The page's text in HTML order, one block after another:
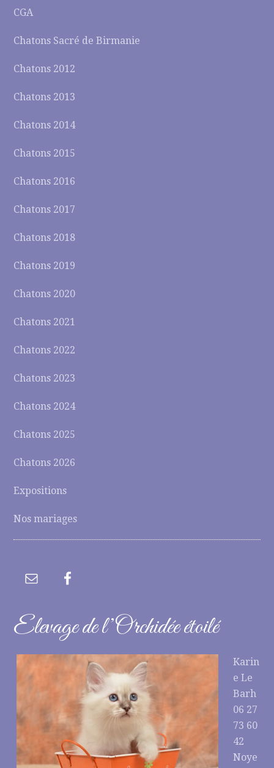
CGA
Chatons Sacré de Birmanie
Chatons 2012
Chatons 2013
Chatons 2014
Chatons 2015
Chatons 2016
Chatons 2017
Chatons 2018
Chatons 2019
Chatons 2020
Chatons 2021
Chatons 2022
Chatons 2023
Chatons 2024
Chatons 2025
Chatons 2026
Expositions
Nos mariages
Elevage de l’Orchidée étoilé
Karin
e Le
Barh
06 27
73 60
42
Noye